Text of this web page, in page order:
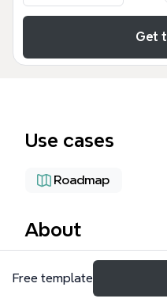
Get
Use cases
Roadmap
About
Deze Post BDS Heerlen
een operationeel
Free template